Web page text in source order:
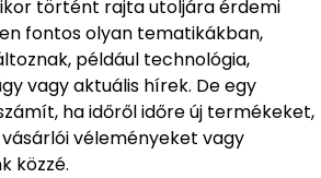
történt rajta utoljára érdemi
fontos olyan tematikákban,
például technológia,
vagy aktuális hírek. De egy
ha időről időre új termékeket,
véleményeket vagy
közzé.